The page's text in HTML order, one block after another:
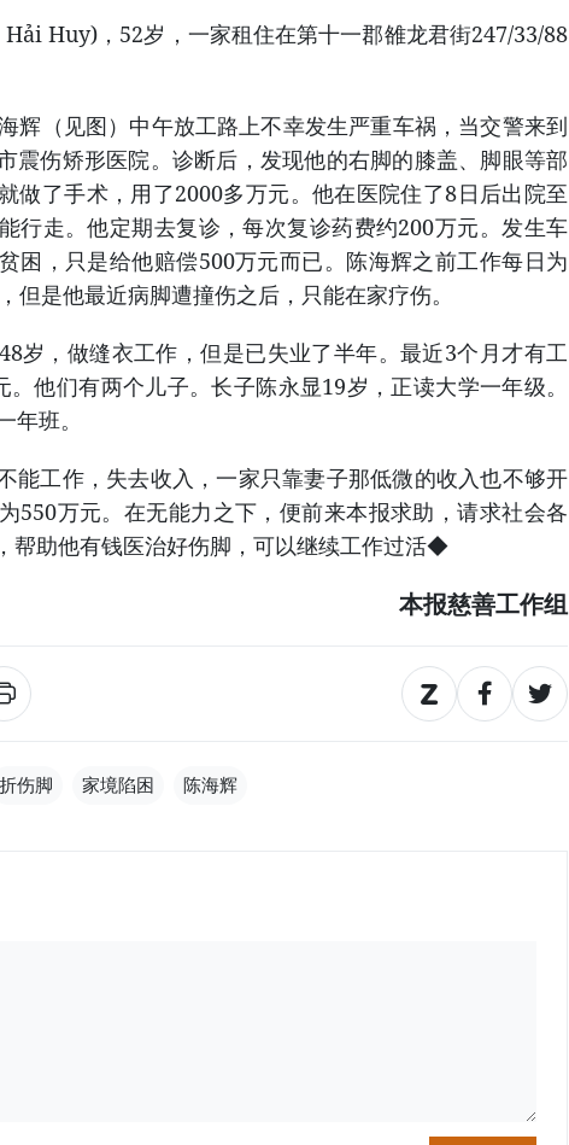
Huy)，52岁，一家租住在第十一郡雒龙君街247/33/88
辉（见图）中午放工路上不幸发生严重车祸，当交警来到
震伤矫形医院。诊断后，发现他的右脚的膝盖、脚眼等部
做了手术，用了2000多万元。他在医院住了8日后出院至
行走。他定期去复诊，每次复诊药费约200万元。发生车
困，只是给他赔偿500万元而已。陈海辉之前工作每日为
但是他最近病脚遭撞伤之后，只能在家疗伤。
岁，做缝衣工作，但是已失业了半年。最近3个月才有工
他们有两个儿子。长子陈永显19岁，正读大学一年级。
班。
能工作，失去收入，一家只靠妻子那低微的收入也不够开
550万元。在无能力之下，便前来本报求助，请求社会各
帮助他有钱医治好伤脚，可以继续工作过活◆
本报慈善工作组
折伤脚 家境陷困 陈海辉